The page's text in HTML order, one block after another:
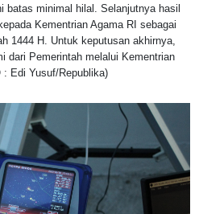
batas minimal hilal. Selanjutnya hasil
Kementrian Agama RI sebagai
1444 H. Untuk keputusan akhirnya,
dari Pemerintah melalui Kementrian
: Edi Yusuf/Republika)